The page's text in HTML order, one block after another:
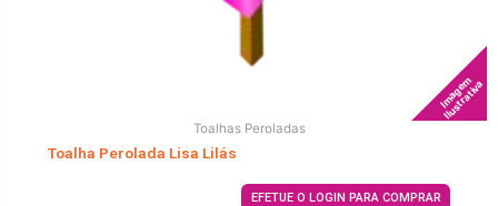
Imagem
Ilustrativa
Toalhas Peroladas
Toalha Perolada Lisa Lilás
EFETUE O LOGIN PARA COMPRAR